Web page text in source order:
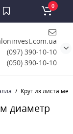
(097) 390-10-10
(050) 390-10-10
0
Круг из листа
диаметр